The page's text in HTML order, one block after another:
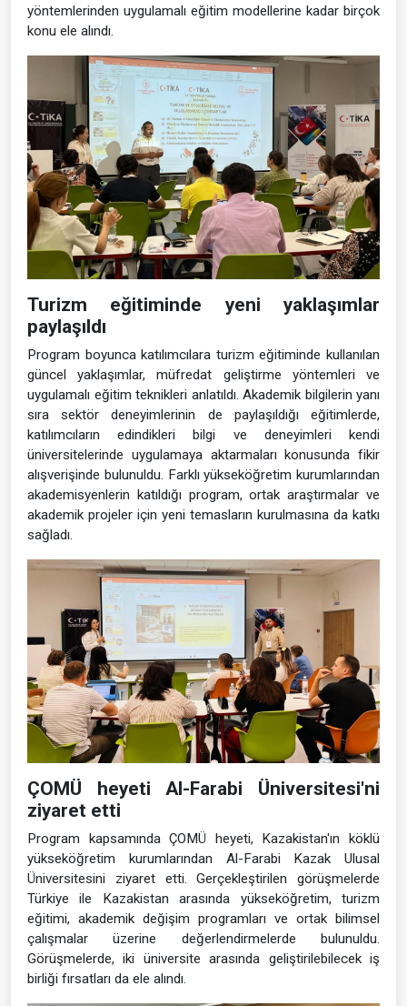
yöntemlerinden uygulamalı eğitim modellerine kadar birçok
konu ele alındı.
Turizm eğitiminde yeni yaklaşımlar
paylaşıldı
Program boyunca katılımcılara turizm eğitiminde kullanılan
güncel yaklaşımlar, müfredat geliştirme yöntemleri ve
uygulamalı eğitim teknikleri anlatıldı. Akademik bilgilerin yanı
sıra sektör deneyimlerinin de paylaşıldığı eğitimlerde,
katılımcıların edindikleri bilgi ve deneyimleri kendi
üniversitelerinde uygulamaya aktarmaları konusunda fikir
alışverişinde bulunuldu. Farklı yükseköğretim kurumlarından
akademisyenlerin katıldığı program, ortak araştırmalar ve
akademik projeler için yeni temasların kurulmasına da katkı
sağladı.
ÇOMÜ heyeti Al-Farabi Üniversitesi'ni
ziyaret etti
Program kapsamında ÇOMÜ heyeti, Kazakistan'ın köklü
yükseköğretim kurumlarından Al-Farabi Kazak Ulusal
Üniversitesini ziyaret etti. Gerçekleştirilen görüşmelerde
Türkiye ile Kazakistan arasında yükseköğretim, turizm
eğitimi, akademik değişim programları ve ortak bilimsel
çalışmalar üzerine değerlendirmelerde bulunuldu.
Görüşmelerde, iki üniversite arasında geliştirilebilecek iş
birliği fırsatları da ele alındı.